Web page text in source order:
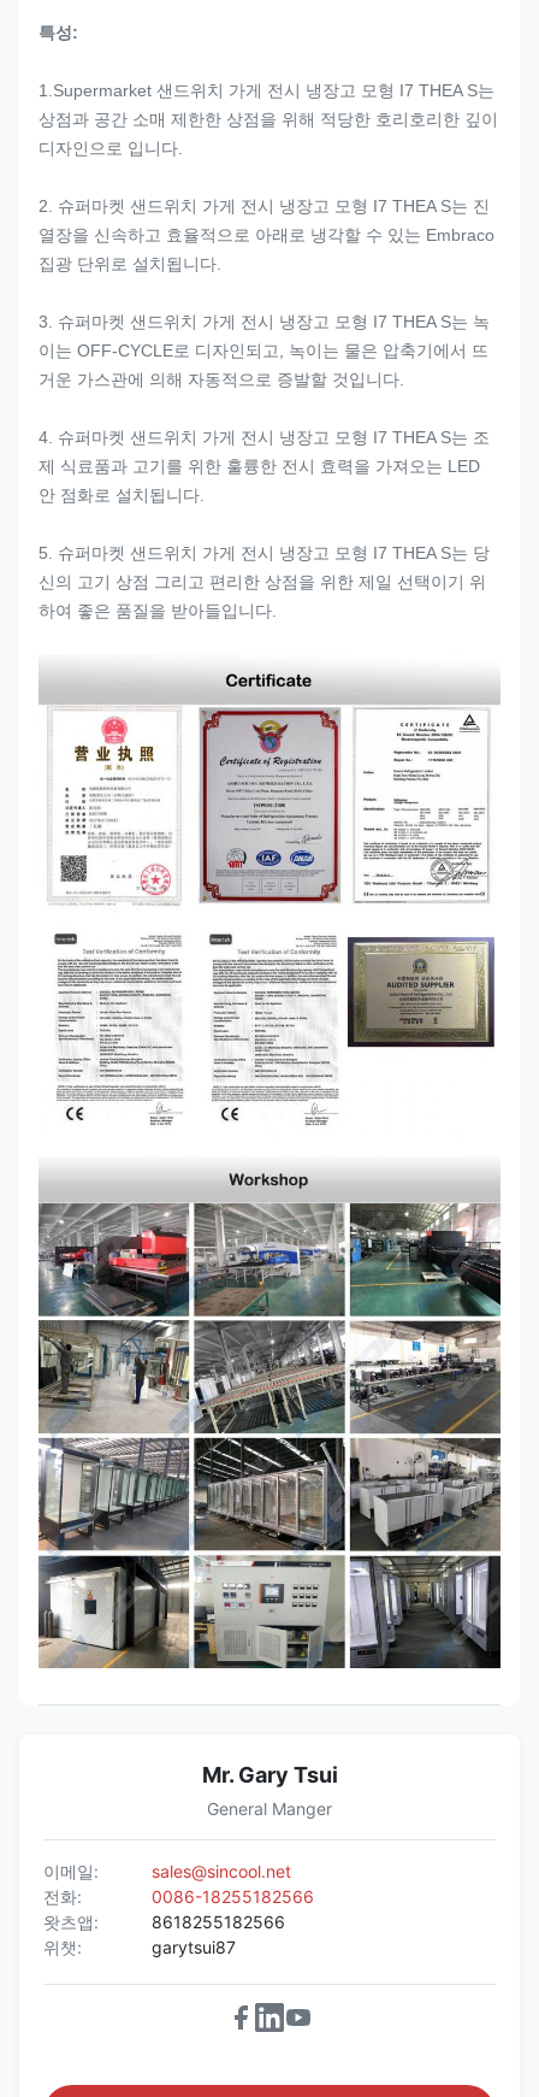
특성:
1.Supermarket 샌드위치 가게 전시 냉장고 모형 I7 THEA S는
상점과 공간 소매 제한한 상점을 위해 적당한 호리호리한 깊이
디자인으로 입니다.
2. 슈퍼마켓 샌드위치 가게 전시 냉장고 모형 I7 THEA S는 진
열장을 신속하고 효율적으로 아래로 냉각할 수 있는 Embraco
집광 단위로 설치됩니다.
3. 슈퍼마켓 샌드위치 가게 전시 냉장고 모형 I7 THEA S는 녹
이는 OFF-CYCLE로 디자인되고, 녹이는 물은 압축기에서 뜨
거운 가스관에 의해 자동적으로 증발할 것입니다.
4. 슈퍼마켓 샌드위치 가게 전시 냉장고 모형 I7 THEA S는 조
제 식료품과 고기를 위한 훌륭한 전시 효력을 가져오는 LED
안 점화로 설치됩니다.
5. 슈퍼마켓 샌드위치 가게 전시 냉장고 모형 I7 THEA S는 당
신의 고기 상점 그리고 편리한 상점을 위한 제일 선택이기 위
하여 좋은 품질을 받아들입니다.
Mr. Gary Tsui
General Manger
이메일:
sales@sincool.net
전화:
0086-18255182566
왓츠앱:
8618255182566
위챗:
garytsui87